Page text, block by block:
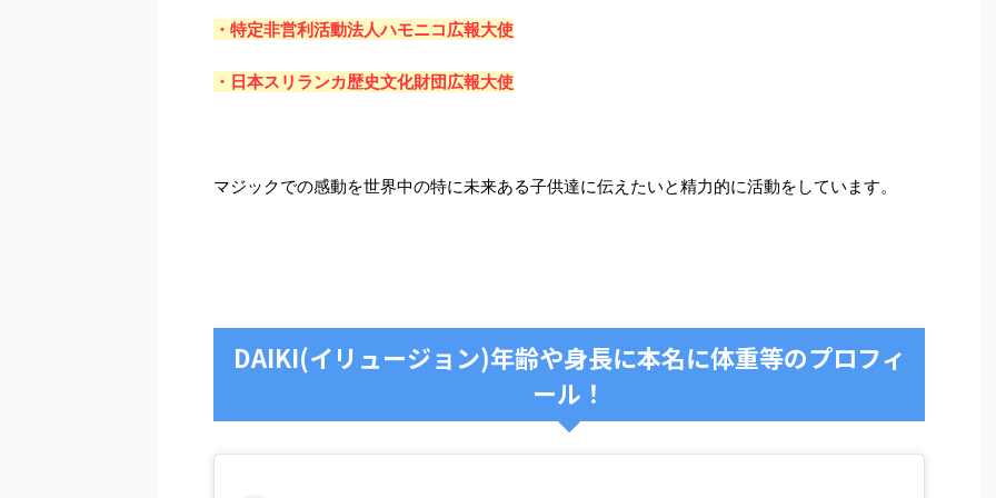
・特定非営利活動法人ハモニコ広報大使
・日本スリランカ歴史文化財団広報大使
マジックでの感動を世界中の特に未来ある子供達に伝えたいと精力的に活動をしています。
DAIKI(イリュージョン)年齢や身長に本名に体重等のプロフィ
ール！